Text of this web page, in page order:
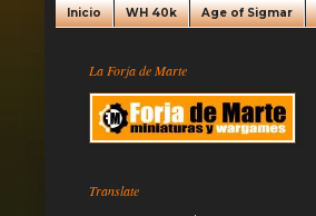
Inicio WH 40k Age of Sigmar
La Forja de Marte
Translate